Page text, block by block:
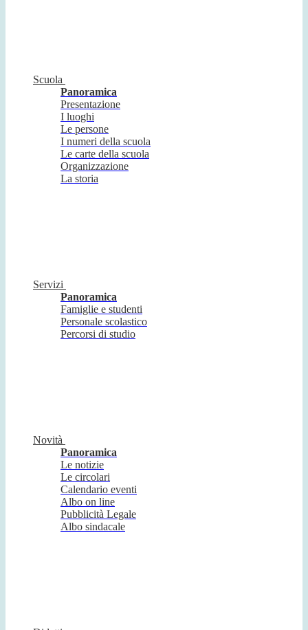
Scuola
Panoramica
Presentazione
I luoghi
Le persone
I numeri della scuola
Le carte della scuola
Organizzazione
La storia
Servizi
Panoramica
Famiglie e studenti
Personale scolastico
Percorsi di studio
Novità
Panoramica
Le notizie
Le circolari
Calendario eventi
Albo on line
Pubblicità Legale
Albo sindacale